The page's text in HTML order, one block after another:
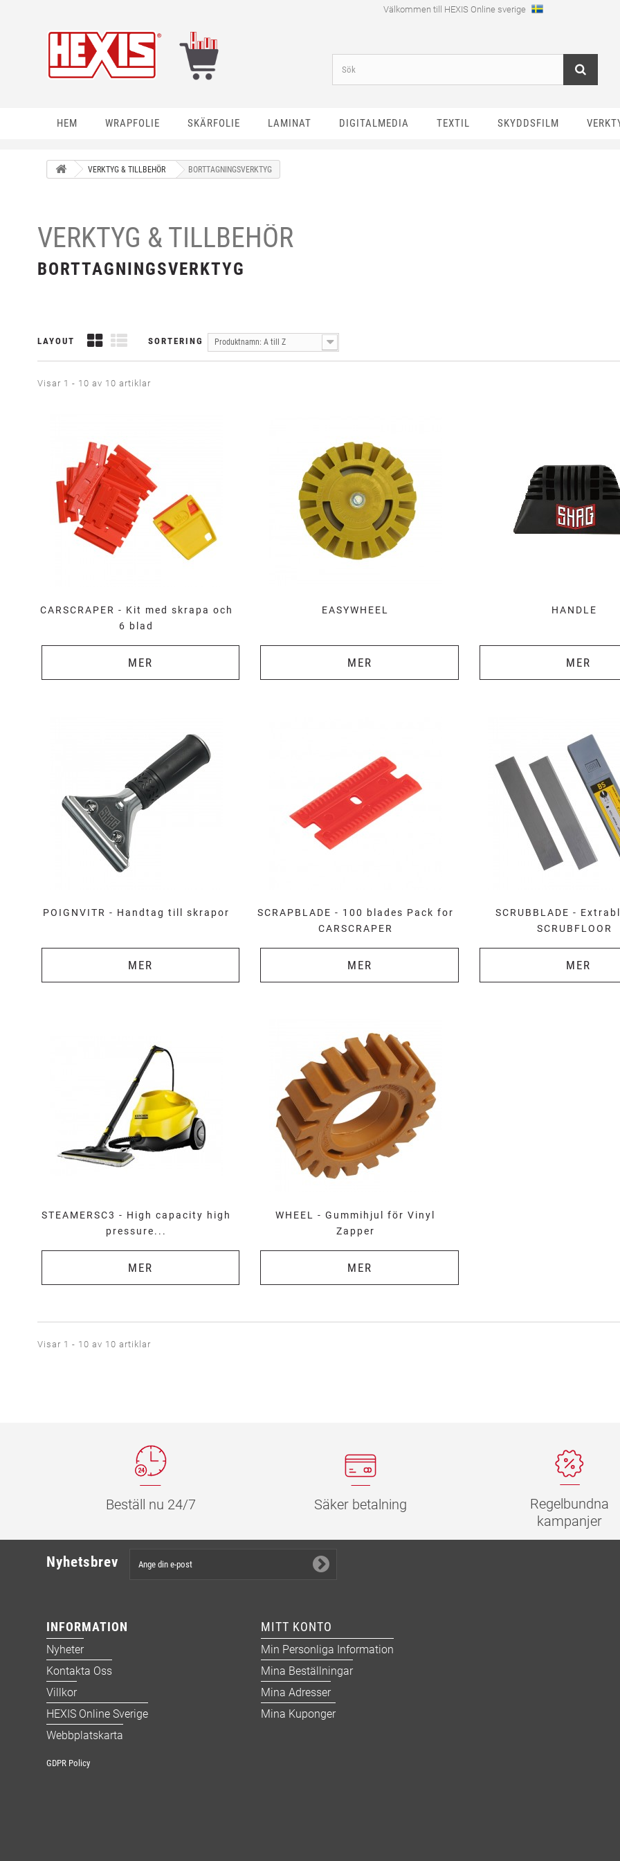
Välkommen till HEXIS Online sverige
HEM WRAPFOLIE SKÄRFOLIE LAMINAT DIGITALMEDIA TEXTIL SKYDDSFILM
VERKTYG & TILLBEHÖR BORTTAGNINGSVERKTYG
VERKTYG & TILLBEHÖR
BORTTAGNINGSVERKTYG
LAYOUT SORTERING Produktnamn: A till Z
Visar 1 - 10 av 10 artiklar
CARSCRAPER - Kit med skrapa och
6 blad
MER
EASYWHEEL
MER
HANDLE
MER
POIGNVITR - Handtag till skrapor
MER
SCRAPBLADE - 100 blades Pack for
CARSCRAPER
MER
SCRUBBLADE -
SCRUBFLOOR
MER
STEAMERSC3 - High capacity high
pressure...
MER
WHEEL - Gummihjul för Vinyl
Zapper
MER
Visar 1 - 10 av 10 artiklar
Beställ nu 24/7 Säker betalning
Regelbundna
kampanjer
Nyhetsbrev
INFORMATION
Nyheter
Kontakta Oss
Villkor
HEXIS Online Sverige
Webbplatskarta
GDPR Policy
MITT KONTO
Min Personliga Information
Mina Beställningar
Mina Adresser
Mina Kuponger